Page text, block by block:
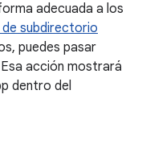
adecuada a los
subdirectorio
puedes pasar
acción mostrará
dentro del